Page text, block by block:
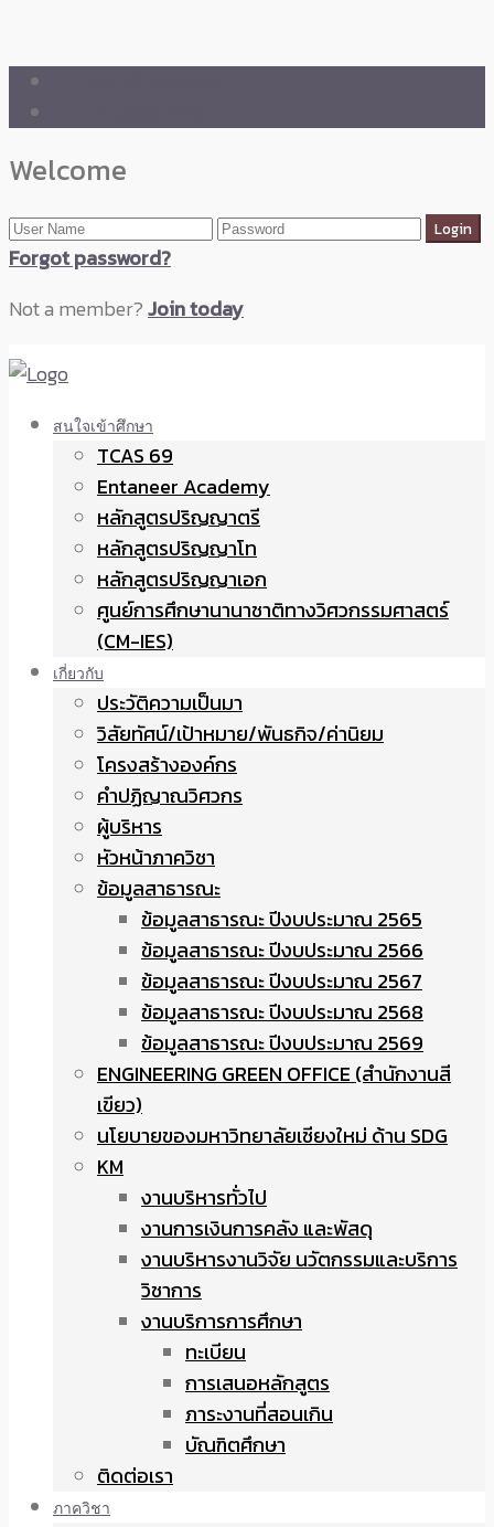
Welcome
Forgot password?
Not a member?Join today
สนใจเข้าศึกษา
TCAS 69
Entaneer Academy
หลักสูตรปริญญาตรี
หลักสูตรปริญญาโท
หลักสูตรปริญญาเอก
ศูนย์การศึกษานานาชาติทางวิศวกรรมศาสตร์
(CM-IES)
เกี่ยวกับ
ประวัติความเป็นมา
วิสัยทัศน์/เป้าหมาย/พันธกิจ/ค่านิยม
โครงสร้างองค์กร
คำปฏิญาณวิศวกร
ผู้บริหาร
หัวหน้าภาควิชา
ข้อมูลสาธารณะ
ข้อมูลสาธารณะ ปีงบประมาณ 2565
ข้อมูลสาธารณะ ปีงบประมาณ 2566
ข้อมูลสาธารณะ ปีงบประมาณ 2567
ข้อมูลสาธารณะ ปีงบประมาณ 2568
ข้อมูลสาธารณะ ปีงบประมาณ 2569
ENGINEERING GREEN OFFICE (สำนักงานสี
เขียว)
นโยบายของมหาวิทยาลัยเชียงใหม่ ด้าน SDG
KM
งานบริหารทั่วไป
งานการเงินการคลัง และพัสดุ
งานบริหารงานวิจัย นวัตกรรมและบริการ
วิชาการ
งานบริการการศึกษา
ทะเบียน
การเสนอหลักสูตร
ภาระงานที่สอนเกิน
บัณฑิตศึกษา
ติดต่อเรา
ภาควิชา